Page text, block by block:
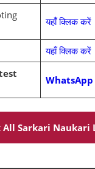
यहाँ क्लिक करें
यहाँ क्लिक करें
WhatsApp
All Sarkari Naukari